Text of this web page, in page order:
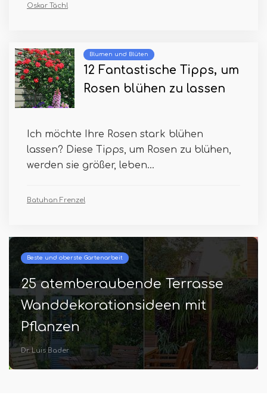
Oskar Tächl
Blumen und Blüten
12 Fantastische Tipps, um
Rosen blühen zu lassen
Ich möchte Ihre Rosen stark blühen
lassen? Diese Tipps, um Rosen zu blühen,
werden sie größer, leben...
Batuhan Frenzel
Beste und oberste Gartenarbeit
25 atemberaubende Terrasse
Wanddekorationsideen mit
Pflanzen
Dr. Luis Bader